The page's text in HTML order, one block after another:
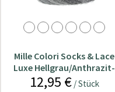
Mille Colori Socks & Lace
Luxe Hellgrau/Anthrazit-
Silber Lang Yarns Wolle
12,95 €/ Stück